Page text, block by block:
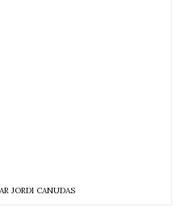
JORDI CANUDAS